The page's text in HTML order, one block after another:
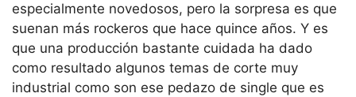
especialmente novedosos, pero la sorpresa es que
suenan más rockeros que hace quince años. Y es
que una producción bastante cuidada ha dado
como resultado algunos temas de corte muy
industrial como son ese pedazo de single que es